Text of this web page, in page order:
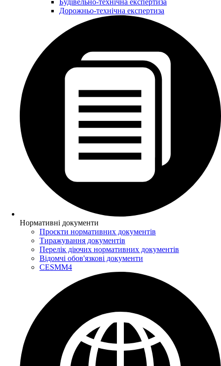
Будівельно-технічна експертиза
Дорожньо-технічна експертиза
Нормативні документи
Проєкти нормативних документів
Тиражування документів
Перелік діючих нормативних документів
Відомчі обов'язкові документи
CESMM4